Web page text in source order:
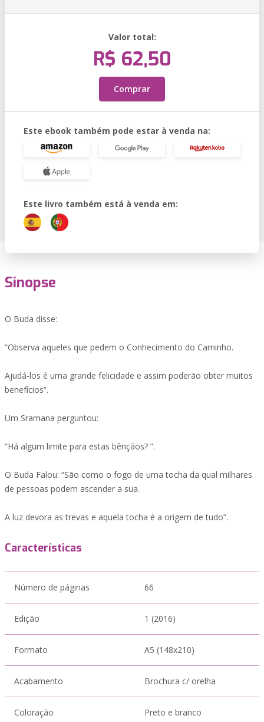
Valor total:
R$ 62,50
Comprar
Este ebook também pode estar à venda na:
Este livro também está à venda em:
Sinopse
O Buda disse:
“Observa aqueles que pedem o Conhecimento do Caminho.
Ajudá-los é uma grande felicidade e assim poderão obter muitos
benefícios”.
Um Sramana perguntou:
“Há algum limite para estas bênçãos? ”.
O Buda Falou: “São como o fogo de uma tocha da qual milhares
de pessoas podem ascender a sua.
A luz devora as trevas e aquela tocha é a origem de tudo”.
Características
Número de páginas 66
Edição 1 (2016)
Formato A5 (148x210)
Acabamento Brochura c/ orelha
Coloração Preto e branco